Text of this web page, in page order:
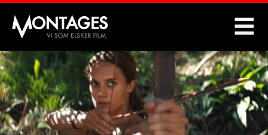
Montages